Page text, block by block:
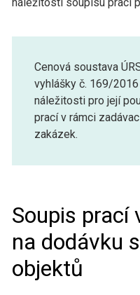
Cenová soustava
vyhlášky č. 169/
náležitosti pro její
prací v rámci
zakázek.
Soupis prací
na dodávku
objektů